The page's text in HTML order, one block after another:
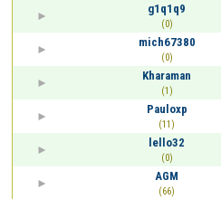
g1q1q9
(0)
mich67380
(0)
Kharaman
(1)
Pauloxp
(11)
lello32
(0)
AGM
(66)